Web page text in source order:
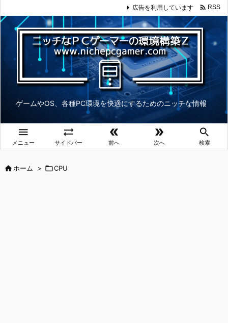
ゲームやOS、各種PC環境を快適にするためのニッチな情報

メニュー

サイドバー

前へ

次へ

検索
広告を利用しています  RSS
ホーム > CPU